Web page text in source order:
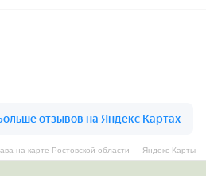
на карте Ростовской области — Яндекс Карты